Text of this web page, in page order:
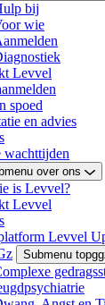
bij
wie
Levvel
spoed
en advies
wachttijden
over ons
is Levvel?
Levvel
Levvel
Submenu